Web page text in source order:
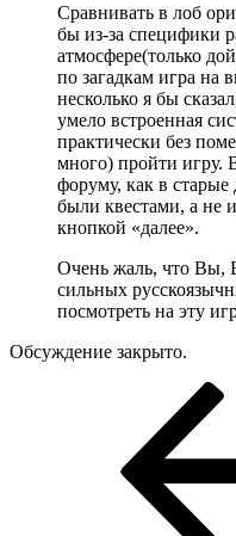
Сравнивать в лоб
бы из-за специфики
атмосфере(только
по загадкам игра на
несколько я бы
умело встроенная
практически без
много) пройти игру.
форуму, как в старые
были квестами, а не
кнопкой «далее».
Очень жаль, что Вы,
сильных
посмотреть на эту
Обсуждение закрыто.